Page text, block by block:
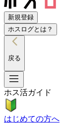
新規登録
ホスログとは？
戻る
ホス活ガイド
はじめての方へ